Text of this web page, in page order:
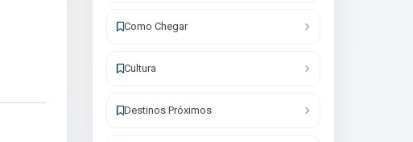
Como Chegar
Cultura
Destinos Próximos